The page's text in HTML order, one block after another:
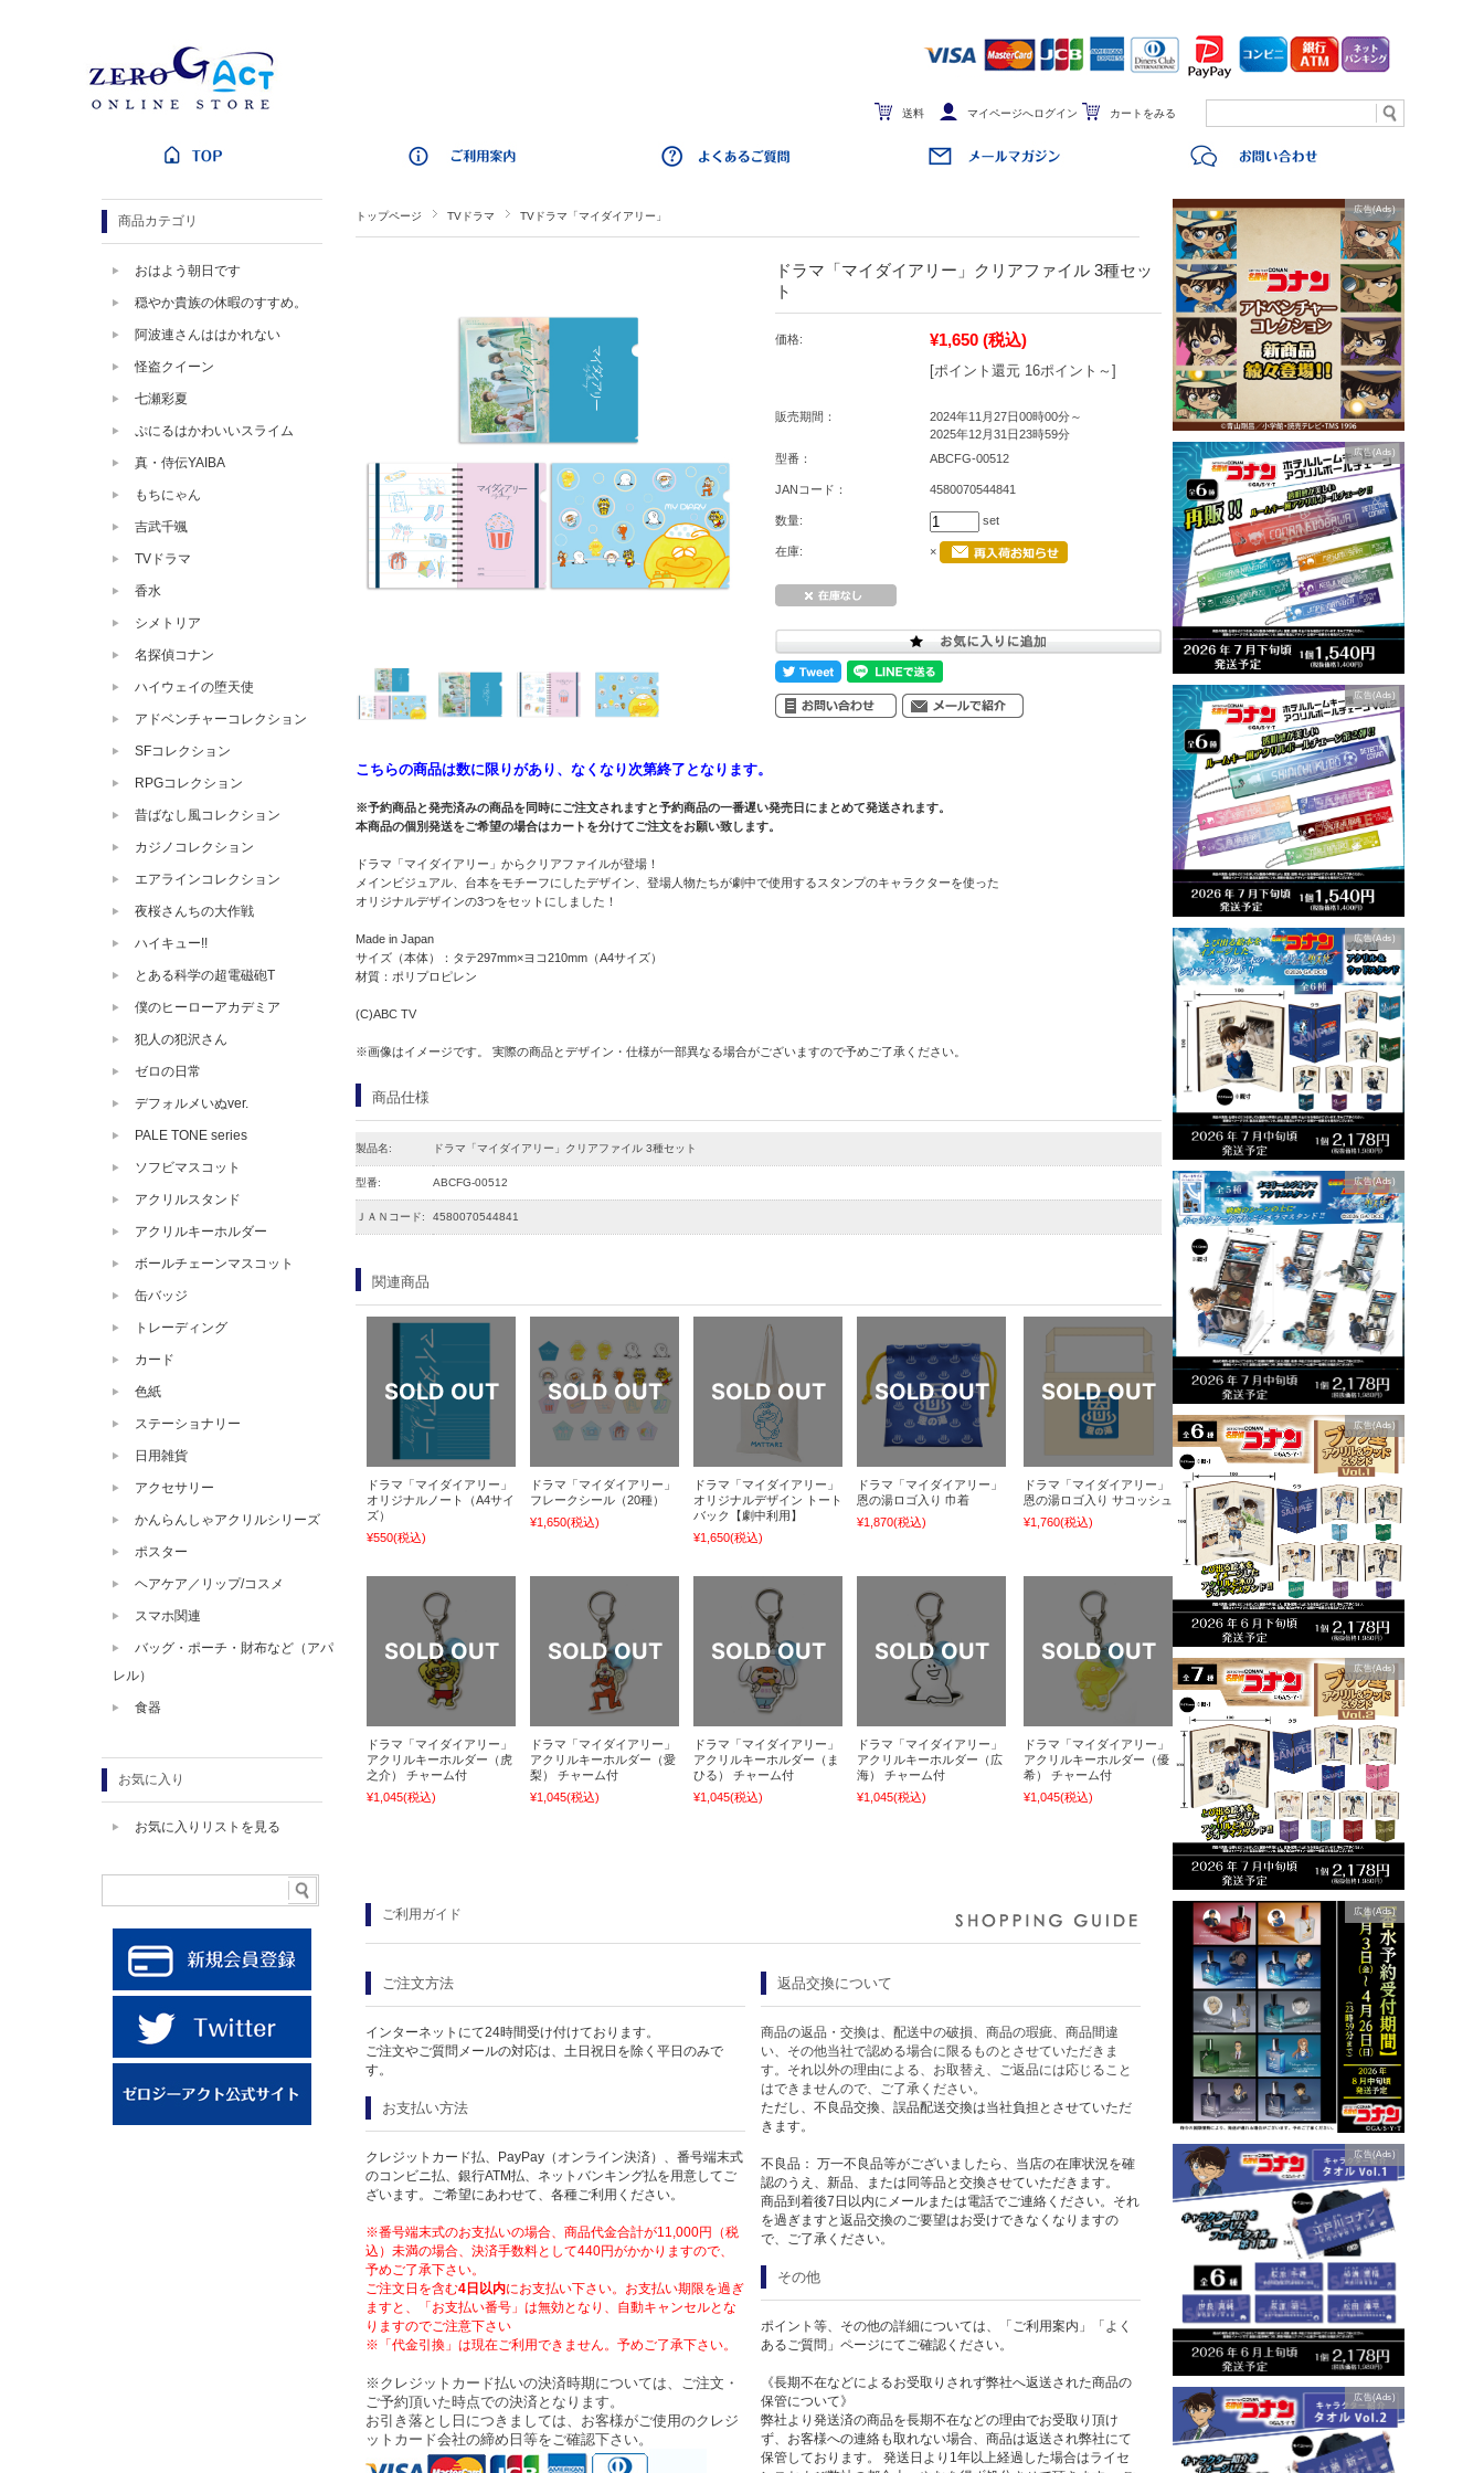
送料 マイページへログイン カートをみる
広告(Ads)
広告(Ads)
広告(Ads)
広告(Ads)
広告(Ads)
広告(Ads)
広告(Ads)
広告(Ads)
広告(Ads)
広告(Ads)
トップページ TVドラマ TVドラマ「マイダイアリー」
ドラマ「マイダイアリー」クリアファイル 3種セッ
ト
価格: ¥1,650 (税込)
[ポイント還元 16ポイント～]
販売期間：
2024年11月27日00時00分～
2025年12月31日23時59分
型番：
ABCFG-00512
JANコード： 4580070544841
数量: set
在庫: ×
こちらの商品は数に限りがあり、なくなり次第終了となります。
※予約商品と発売済みの商品を同時にご注文されますと予約商品の一番遅い発売日にまとめて発送されます。
本商品の個別発送をご希望の場合はカートを分けてご注文をお願い致します。
ドラマ「マイダイアリー」からクリアファイルが登場！
メインビジュアル、台本をモチーフにしたデザイン、登場人物たちが劇中で使用するスタンプのキャラクターを使った
オリジナルデザインの3つをセットにしました！
Made in Japan
サイズ（本体）：タテ297mm×ヨコ210mm（A4サイズ）
材質：ポリプロピレン
(C)ABC TV
※画像はイメージです。 実際の商品とデザイン・仕様が一部異なる場合がございますので予めご了承ください。
商品仕様
製品名: ドラマ「マイダイアリー」クリアファイル 3種セット
型番: ABCFG-00512
ＪＡＮコード: 4580070544841
関連商品
ドラマ「マイダイアリー」
オリジナルノート（A4サイ
ズ）
¥550(税込)
ドラマ「マイダイアリー」
フレークシール（20種）
¥1,650(税込)
ドラマ「マイダイアリー」
オリジナルデザイン トート
バック【劇中利用】
¥1,650(税込)
ドラマ「マイダイアリー」
恩の湯ロゴ入り 巾着
¥1,870(税込)
ドラマ「マイダイアリー」
恩の湯ロゴ入り サコッシュ
¥1,760(税込)
ドラマ「マイダイアリー」
アクリルキーホルダー（虎
之介） チャーム付
¥1,045(税込)
ドラマ「マイダイアリー」
アクリルキーホルダー（愛
梨） チャーム付
¥1,045(税込)
ドラマ「マイダイアリー」
アクリルキーホルダー（ま
ひる） チャーム付
¥1,045(税込)
ドラマ「マイダイアリー」
アクリルキーホルダー（広
海） チャーム付
¥1,045(税込)
ドラマ「マイダイアリー」
アクリルキーホルダー（優
希） チャーム付
¥1,045(税込)
ご利用ガイド
ご注文方法
インターネットにて24時間受け付けております。
ご注文やご質問メールの対応は、土日祝日を除く平日のみで
す。
お支払い方法
クレジットカード払、PayPay（オンライン決済）、番号端末式
のコンビニ払、銀行ATM払、ネットバンキング払を用意してご
ざいます。ご希望にあわせて、各種ご利用ください。
※番号端末式のお支払いの場合、商品代金合計が11,000円（税
込）未満の場合、決済手数料として440円がかかりますので、
予めご了承下さい。
ご注文日を含む4日以内にお支払い下さい。お支払い期限を過ぎ
ますと、「お支払い番号」は無効となり、自動キャンセルとな
りますのでご注意下さい
※「代金引換」は現在ご利用できません。予めご了承下さい。
※クレジットカード払いの決済時期については、ご注文・
ご予約頂いた時点での決済となります。
お引き落とし日につきましては、お客様がご使用のクレジ
ットカード会社の締め日等をご確認下さい。
返品交換について
商品の返品・交換は、配送中の破損、商品の瑕疵、商品間違
い、その他当社で認める場合に限るものとさせていただきま
す。それ以外の理由による、お取替え、ご返品には応じること
はできませんので、ご了承ください。
ただし、不良品交換、誤品配送交換は当社負担とさせていただ
きます。
不良品： 万一不良品等がございましたら、当店の在庫状況を確
認のうえ、新品、または同等品と交換させていただきます。
商品到着後7日以内にメールまたは電話でご連絡ください。それ
を過ぎますと返品交換のご要望はお受けできなくなりますの
で、ご了承ください。
その他
ポイント等、その他の詳細については、「ご利用案内」「よく
あるご質問」ページにてご確認ください。
《長期不在などによるお受取りされず弊社へ返送された商品の
保管について》
弊社より発送済の商品を長期不在などの理由でお受取り頂け
ず、お客様への連絡も取れない場合、商品は返送され弊社にて
保管しております。 発送日より1年以上経過した場合はライセ
商品カテゴリ
おはよう朝日です
穏やか貴族の休暇のすすめ。
阿波連さんははかれない
怪盗クイーン
七瀬彩夏
ぷにるはかわいいスライム
真・侍伝YAIBA
もちにゃん
吉武千颯
TVドラマ
香水
シメトリア
名探偵コナン
ハイウェイの堕天使
アドベンチャーコレクション
SFコレクション
RPGコレクション
昔ばなし風コレクション
カジノコレクション
エアラインコレクション
夜桜さんちの大作戦
ハイキュー!!
とある科学の超電磁砲T
僕のヒーローアカデミア
犯人の犯沢さん
ゼロの日常
デフォルメいぬver.
PALE TONE series
ソフビマスコット
アクリルスタンド
アクリルキーホルダー
ボールチェーンマスコット
缶バッジ
トレーディング
カード
色紙
ステーショナリー
日用雑貨
アクセサリー
かんらんしゃアクリルシリーズ
ポスター
ヘアケア／リップ/コスメ
スマホ関連
バッグ・ポーチ・財布など（アパ
レル）
食器
お気に入り
お気に入りリストを見る